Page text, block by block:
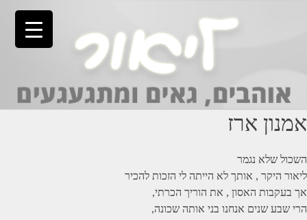
אמנון ארז
השכול שלא נגמר
ליאור היקר , אותך לא הייתה לי הזכות להכיר
אך בעקבות האסון , את הוריך הכרתי,
הרי שבע שנים אנחנו בני אותה שכונה,